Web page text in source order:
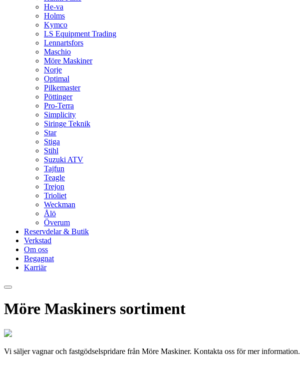
He-va
Holms
Kymco
LS Equipment Trading
Lennartsfors
Maschio
Möre Maskiner
Norje
Optimal
Pilkemaster
Pöttinger
Pro-Terra
Simplicity
Siringe Teknik
Star
Stiga
Stihl
Suzuki ATV
Tajfun
Teagle
Trejon
Trioliet
Weckman
Ålö
Överum
Reservdelar & Butik
Verkstad
Om oss
Begagnat
Karriär
Möre Maskiners sortiment
Vi säljer vagnar och fastgödselspridare från Möre Maskiner. Kontakta oss för mer information.